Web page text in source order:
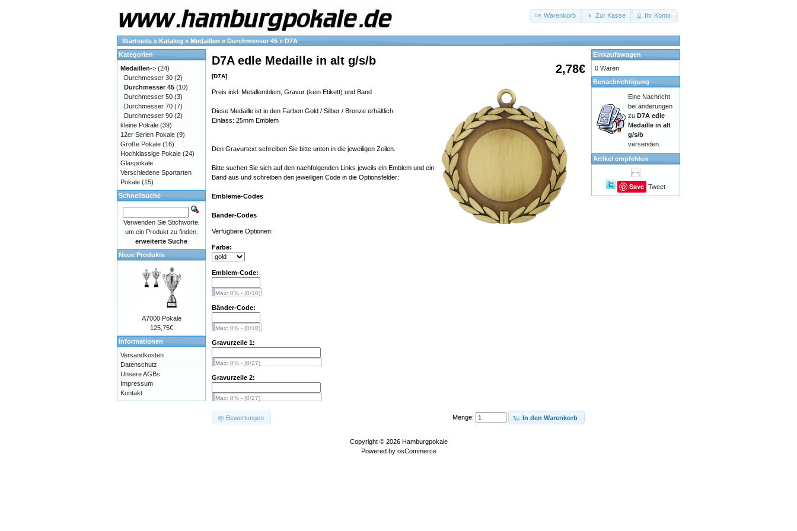
Warenkorb Zur Kasse Ihr Konto
Startseite » Katalog » Medaillen » Durchmesser 45 » D7A
2,78€
D7A edle Medaille in alt g/s/b
[D7A]
Preis inkl. Metallemblem, Gravur (kein Etikett) und Band
Diese Medaille ist in den Farben Gold / Silber / Bronze erhältlich.
Einlass: 25mm Emblem
Den Gravurtext schreiben Sie bitte unten in die jeweiligen Zeilen.
Bitte suchen Sie sich auf den nachfolgenden Links jeweils ein Emblem und ein
Band aus und schreiben den jeweiligen Code in die Optionsfelder:
Embleme-Codes
Bänder-Codes
Verfügbare Optionen:
Farbe:
Emblem-Code:
Max: 0% - (0/10)
Bänder-Code:
Max: 0% - (0/10)
Gravurzeile 1:
Max: 0% - (0/27)
Gravurzeile 2:
Max: 0% - (0/27)
Menge: In den Warenkorb
Bewertungen
Kategorien
Medaillen-> (24)
Durchmesser 30 (2)
Durchmesser 45 (10)
Durchmesser 50 (3)
Durchmesser 70 (7)
Durchmesser 90 (2)
kleine Pokale (39)
12er Serien Pokale (9)
Große Pokale (16)
Hochklassige Pokale (24)
Glaspokale
Verschiedene Sportarten
Pokale (15)
Schnellsuche
Verwenden Sie Stichworte,
um ein Produkt zu finden.
erweiterte Suche
Neue Produkte
A7000 Pokale
125,75€
Informationen
Versandkosten
Datenschutz
Unsere AGBs
Impressum
Kontakt
Einkaufswagen
0 Waren
Benachrichtigung
Eine Nachricht
bei änderungen
zu D7A edle
Medaille in alt
g/s/b
versenden.
Artikel empfehlen
Save Tweet
Copyright © 2026 Hamburgpokale
Powered by osCommerce